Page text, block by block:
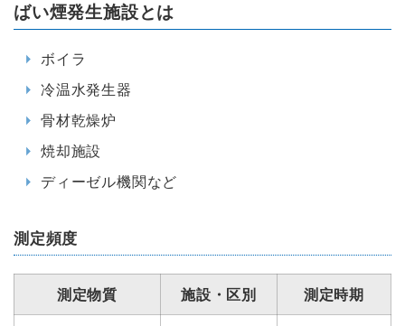
ばい煙発生施設とは
ボイラ
冷温水発生器
骨材乾燥炉
焼却施設
ディーゼル機関など
測定頻度
測定物質 施設・区別 測定時期